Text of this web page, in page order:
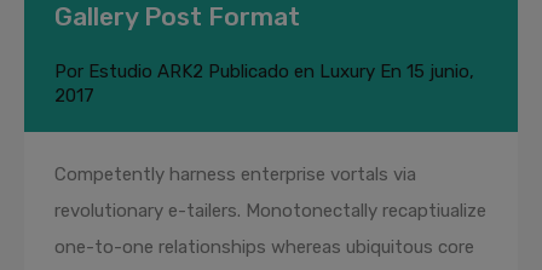
Gallery Post Format
Por Estudio ARK2 Publicado en Luxury En 15 junio,
2017
Competently harness enterprise vortals via
revolutionary e-tailers. Monotonectally recaptiualize
one-to-one relationships whereas ubiquitous core